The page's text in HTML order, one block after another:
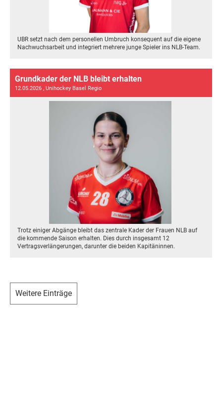
UBR setzt nach dem personellen Umbruch konsequent auf die eigene
Nachwuchsarbeit und integriert mehrere junge Spieler ins NLB-Team.
Grundkader der NLB bleibt erhalten
12.05.2026 , Unihockey Basel Regio
Trotz einiger Abgänge bleibt das zentrale Kader der Frauen NLB auf
die kommende Saison erhalten. Dies durch insgesamt 12
Vertragsverlängerungen, darunter die beiden Kapitäninnen.
Weitere Einträge